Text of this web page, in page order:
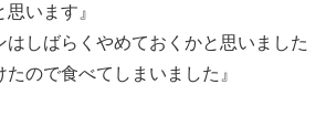
います』
はしばらくやめておくかと思いました
ので食べてしまいました』